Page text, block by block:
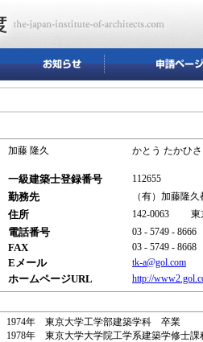
加藤 隆久 かとう たかひさ
一級建築士登録番号 112655
勤務先 （有）加藤隆
住所 142-0063 東
電話番号 03 - 5749 - 8666
FAX 03 - 5749 - 8668
Eメール tk-a@gol.com
ホームページURL http://
1974年 東京大学工学部建築学科 卒業
1978年 東京大学大学院工学系建築学修士